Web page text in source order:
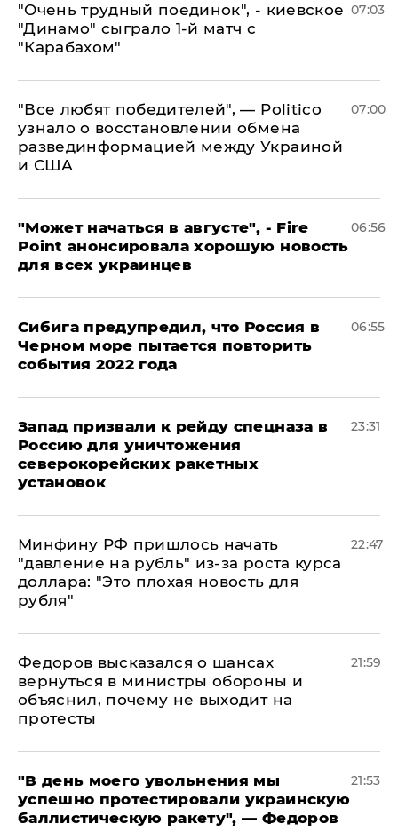
"Очень трудный поединок", - киевское
"Динамо" сыграло 1-й матч с
"Карабахом"
07:03
​"Все любят победителей", — Politico
узнало о восстановлении обмена
развединформацией между Украиной
и США
07:00
"Может начаться в августе", - Fire
Point анонсировала хорошую новость
для всех украинцев
06:56
Сибига предупредил, что Россия в
Черном море пытается повторить
события 2022 года
06:55
Запад призвали к рейду спецназа в
Россию для уничтожения
северокорейских ракетных
установок
23:31
Минфину РФ пришлось начать
"давление на рубль" из-за роста курса
доллара: "Это плохая новость для
рубля"
22:47
Федоров высказался о шансах
вернуться в министры обороны и
объяснил, почему не выходит на
протесты
21:59
​"В день моего увольнения мы
успешно протестировали украинскую
баллистическую ракету", — Федоров
21:53